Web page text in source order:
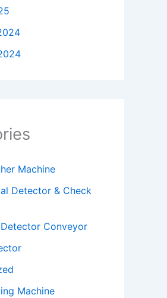
Machine
Detector & Check
Conveyor
Machine